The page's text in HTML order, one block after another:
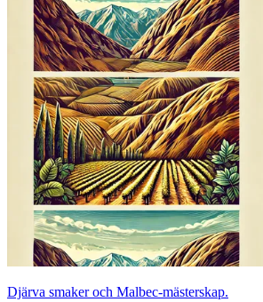
Djärva smaker och Malbec-mästerskap.